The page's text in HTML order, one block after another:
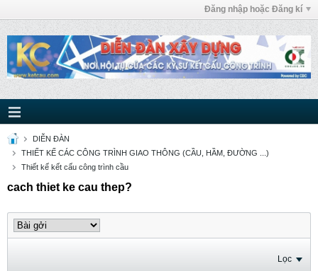
Đăng nhập hoặc Đăng kí
DIỄN ĐÀN
THIẾT KẾ CÁC CÔNG TRÌNH GIAO THÔNG (CẦU, HẦM, ĐƯỜNG ...)
Thiết kế kết cấu công trình cầu
cach thiet ke cau thep?
Lọc